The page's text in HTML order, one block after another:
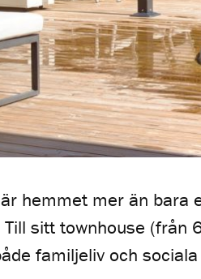
hemmet mer än
sitt townhouse
familjeliv och